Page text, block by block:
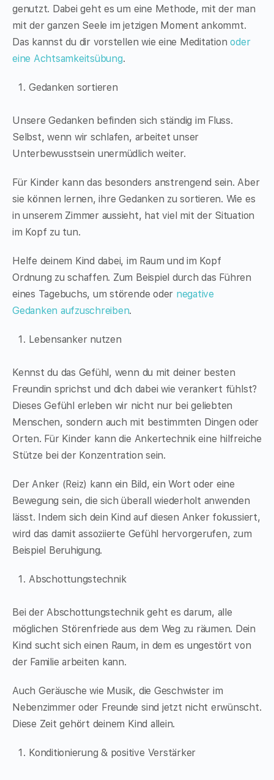
genutzt. Dabei geht es um eine Methode, mit der man
mit der ganzen Seele im jetzigen Moment ankommt.
Das kannst du dir vorstellen wie eine Meditationoder
eine Achtsamkeitsübung.
Gedanken sortieren
Unsere Gedanken befinden sich ständig im Fluss.
Selbst, wenn wir schlafen, arbeitet unser
Unterbewusstsein unermüdlich weiter.
Für Kinder kann das besonders anstrengend sein. Aber
sie können lernen, ihre Gedanken zu sortieren. Wie es
in unserem Zimmer aussieht, hat viel mit der Situation
im Kopf zu tun.
Helfe deinem Kind dabei, im Raum und im Kopf
Ordnung zu schaffen. Zum Beispiel durch das Führen
eines Tagebuchs, um störende oder negative
Gedanken aufzuschreiben.
Lebensanker nutzen
Kennst du das Gefühl, wenn du mit deiner besten
Freundin sprichst und dich dabei wie verankert fühlst?
Dieses Gefühl erleben wir nicht nur bei geliebten
Menschen, sondern auch mit bestimmten Dingen oder
Orten. Für Kinder kann die Ankertechnik eine hilfreiche
Stütze bei der Konzentration sein.
Der Anker (Reiz) kann ein Bild, ein Wort oder eine
Bewegung sein, die sich überall wiederholt anwenden
lässt. Indem sich dein Kind auf diesen Anker fokussiert,
wird das damit assoziierte Gefühl hervorgerufen, zum
Beispiel Beruhigung.
Abschottungstechnik
Bei der Abschottungstechnik geht es darum, alle
möglichen Störenfriede aus dem Weg zu räumen. Dein
Kind sucht sich einen Raum, in dem es ungestört von
der Familie arbeiten kann.
Auch Geräusche wie Musik, die Geschwister im
Nebenzimmer oder Freunde sind jetzt nicht erwünscht.
Diese Zeit gehört deinem Kind allein.
Konditionierung & positive Verstärker